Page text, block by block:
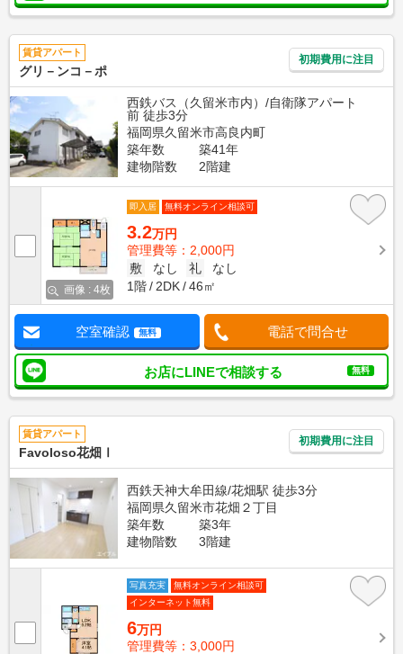
賃貸アパート
グリ－ンコ－ポ
初期費用に注目
西鉄バス（久留米市内）/自衛隊アパート
前 徒歩3分
福岡県久留米市高良内町
築年数
築41年
建物階数
2階建
画像 : 4枚
即入居 無料オンライン相談可
3.2万円
管理費等：2,000円
敷
なし 礼
なし
1階
2DK 46㎡
空室確認 無料 電話で問合せ
お店にLINEで相談する 無料
賃貸アパート
Favoloso花畑Ⅰ
初期費用に注目
西鉄天神大牟田線/花畑駅 徒歩3分
福岡県久留米市花畑２丁目
築年数
築3年
建物階数
3階建
写真充実
無料オンライン相談可
インターネット無料
6万円
管理費等：3,000円